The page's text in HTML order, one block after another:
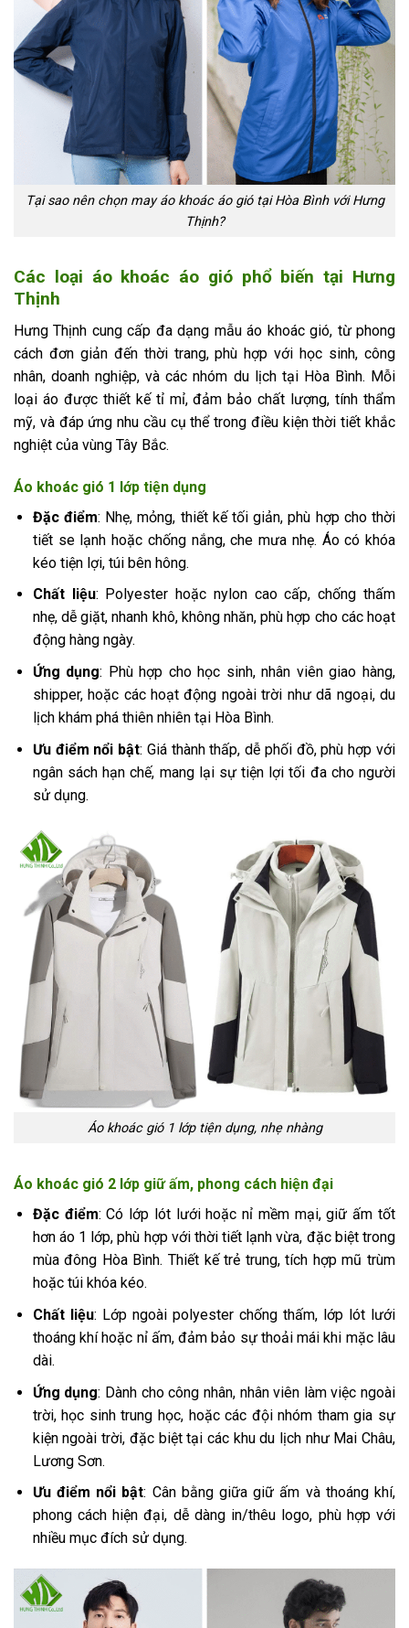
Tại sao nên chọn may áo khoác áo gió tại Hòa Bình với Hưng
Thịnh?
Các loại áo khoác áo gió phổ biến tại Hưng
Thịnh
Hưng Thịnh cung cấp đa dạng mẫu áo khoác gió, từ phong
cách đơn giản đến thời trang, phù hợp với học sinh, công
nhân, doanh nghiệp, và các nhóm du lịch tại Hòa Bình. Mỗi
loại áo được thiết kế tỉ mỉ, đảm bảo chất lượng, tính thẩm
mỹ, và đáp ứng nhu cầu cụ thể trong điều kiện thời tiết khắc
nghiệt của vùng Tây Bắc.
Áo khoác gió 1 lớp tiện dụng
Đặc điểm: Nhẹ, mỏng, thiết kế tối giản, phù hợp cho thời
tiết se lạnh hoặc chống nắng, che mưa nhẹ. Áo có khóa
kéo tiện lợi, túi bên hông.
Chất liệu: Polyester hoặc nylon cao cấp, chống thấm
nhẹ, dễ giặt, nhanh khô, không nhăn, phù hợp cho các hoạt
động hàng ngày.
Ứng dụng: Phù hợp cho học sinh, nhân viên giao hàng,
shipper, hoặc các hoạt động ngoài trời như dã ngoại, du
lịch khám phá thiên nhiên tại Hòa Bình.
Ưu điểm nổi bật: Giá thành thấp, dễ phối đồ, phù hợp với
ngân sách hạn chế, mang lại sự tiện lợi tối đa cho người
sử dụng.
Áo khoác gió 1 lớp tiện dụng, nhẹ nhàng
Áo khoác gió 2 lớp giữ ấm, phong cách hiện đại
Đặc điểm: Có lớp lót lưới hoặc nỉ mềm mại, giữ ấm tốt
hơn áo 1 lớp, phù hợp với thời tiết lạnh vừa, đặc biệt trong
mùa đông Hòa Bình. Thiết kế trẻ trung, tích hợp mũ trùm
hoặc túi khóa kéo.
Chất liệu: Lớp ngoài polyester chống thấm, lớp lót lưới
thoáng khí hoặc nỉ ấm, đảm bảo sự thoải mái khi mặc lâu
dài.
Ứng dụng: Dành cho công nhân, nhân viên làm việc ngoài
trời, học sinh trung học, hoặc các đội nhóm tham gia sự
kiện ngoài trời, đặc biệt tại các khu du lịch như Mai Châu,
Lương Sơn.
Ưu điểm nổi bật: Cân bằng giữa giữ ấm và thoáng khí,
phong cách hiện đại, dễ dàng in/thêu logo, phù hợp với
nhiều mục đích sử dụng.